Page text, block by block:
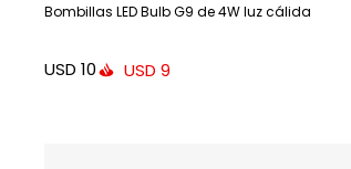
Bombillas LED Bulb G9 de 4W luz cálida
USD 10 USD 9